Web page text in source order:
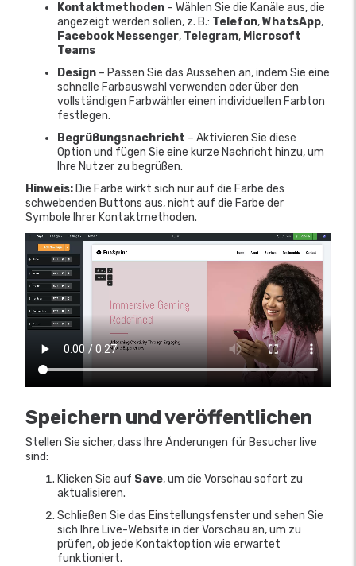
Kontaktmethoden – Wählen Sie die Kanäle aus, die
angezeigt werden sollen, z. B.: Telefon,WhatsApp,
Facebook Messenger, Telegram, Microsoft
Teams
Design – Passen Sie das Aussehen an, indem Sie eine
schnelle Farbauswahl verwenden oder über den
vollständigen Farbwähler einen individuellen Farbton
festlegen.
Begrüßungsnachricht – Aktivieren Sie diese
Option und fügen Sie eine kurze Nachricht hinzu, um
Ihre Nutzer zu begrüßen.
Hinweis: Die Farbe wirkt sich nur auf die Farbe des
schwebenden Buttons aus, nicht auf die Farbe der
Symbole Ihrer Kontaktmethoden.
Speichern und veröffentlichen
Stellen Sie sicher, dass Ihre Änderungen für Besucher live
sind:
Klicken Sie auf Save, um die Vorschau sofort zu
aktualisieren.
Schließen Sie das Einstellungsfenster und sehen Sie
sich Ihre Live-Website in der Vorschau an, um zu
prüfen, ob jede Kontaktoption wie erwartet
funktioniert.